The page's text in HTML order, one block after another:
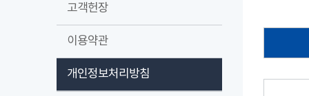
고객헌장
이용약관
개인정보처리방침